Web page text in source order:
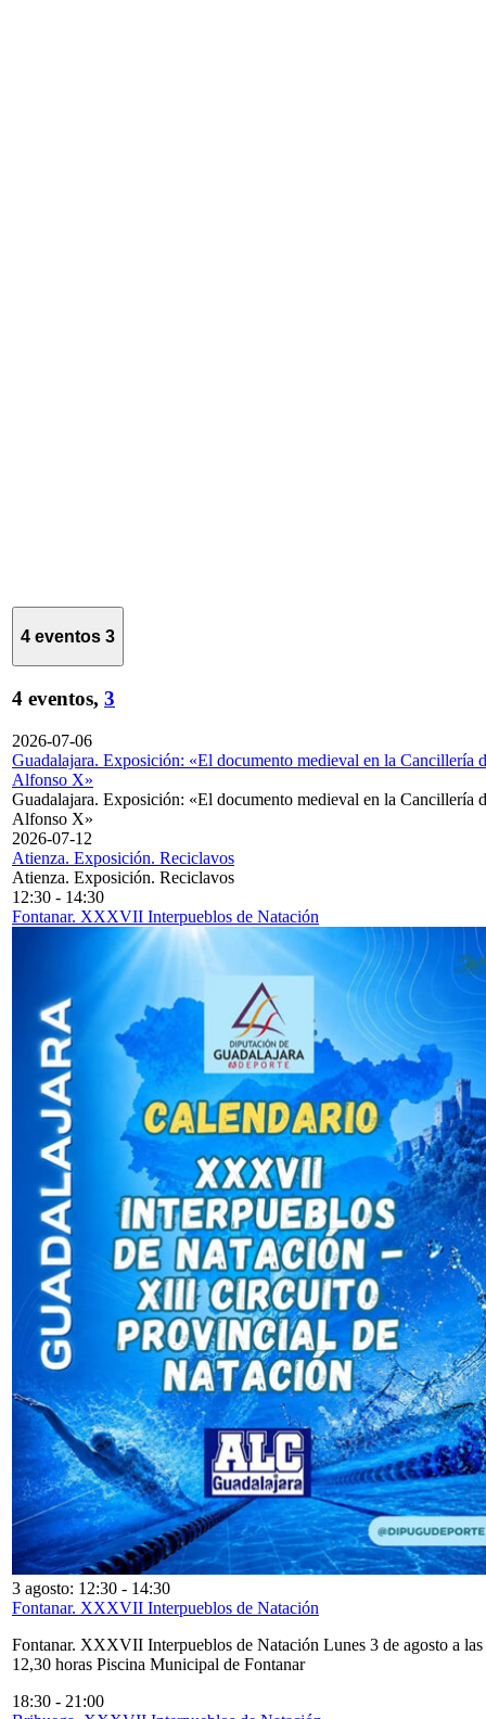
4 eventos 3
4 eventos, 3
2026-07-06
Guadalajara. Exposición: «El documento medieval en la Cancillería
Alfonso X»
Guadalajara. Exposición: «El documento medieval en la Cancillería
Alfonso X»
2026-07-12
Atienza. Exposición. Reciclavos
Atienza. Exposición. Reciclavos
12:30 - 14:30
Fontanar. XXXVII Interpueblos de Natación
3 agosto: 12:30 - 14:30
Fontanar. XXXVII Interpueblos de Natación
Fontanar. XXXVII Interpueblos de Natación Lunes 3 de agosto a las
12,30 horas Piscina Municipal de Fontanar
18:30 - 21:00